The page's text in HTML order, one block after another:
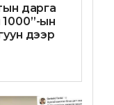
дарга
ын
дээр